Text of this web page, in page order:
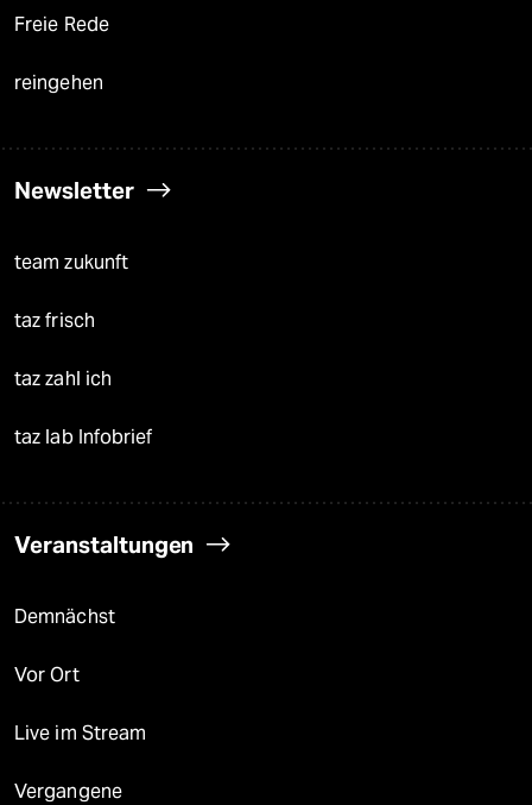
Freie Rede
reingehen
Newsletter
team zukunft
taz frisch
taz zahl ich
taz lab Infobrief
Veranstaltungen
Demnächst
Vor Ort
Live im Stream
Vergangene